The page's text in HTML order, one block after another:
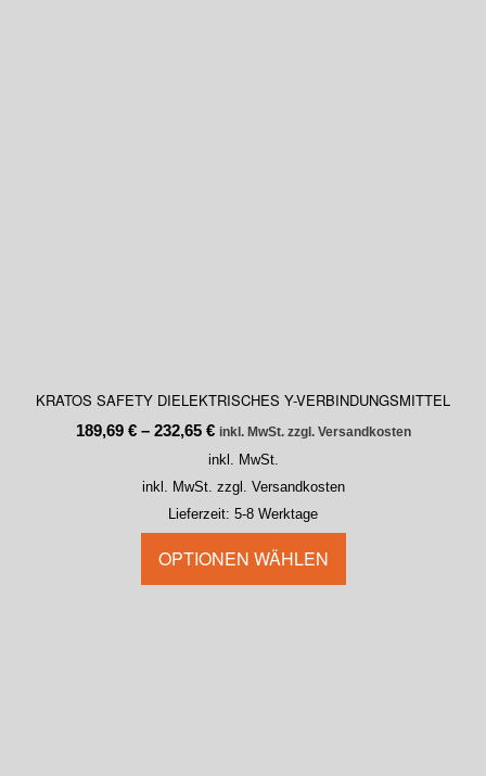
KRATOS SAFETY DIELEKTRISCHES Y-VERBINDUNGSMITTEL
189,69 €– 232,65 € inkl. MwSt. zzgl. Versandkosten
inkl. MwSt.
inkl. MwSt. zzgl. Versandkosten
Lieferzeit: 5-8 Werktage
OPTIONEN WÄHLEN